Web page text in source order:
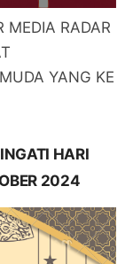
MEDIA RADAR
YANG KE
HARI
2024